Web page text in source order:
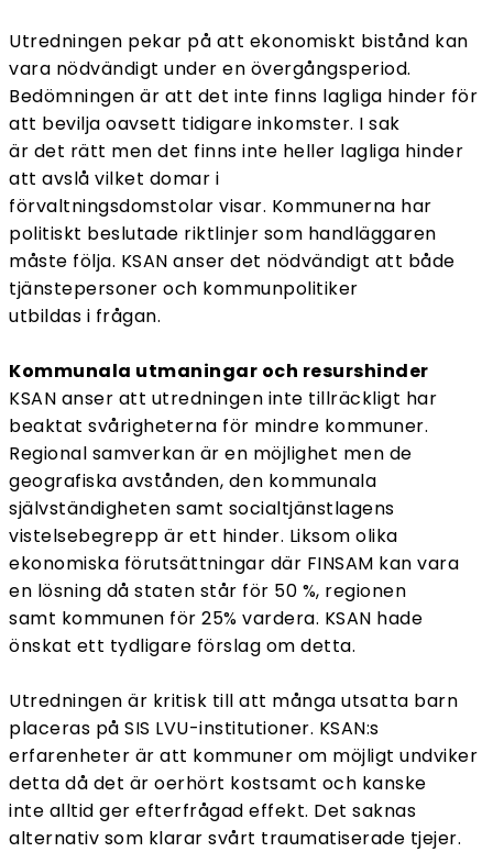
Utredningen pekar på att ekonomiskt bistånd kan
vara nödvändigt under en övergångsperiod.
Bedömningen är att det inte finns lagliga hinder för
att bevilja oavsett tidigare inkomster. I sak
är det rätt men det finns inte heller lagliga hinder
att avslå vilket domar i
förvaltningsdomstolar visar. Kommunerna har
politiskt beslutade riktlinjer som handläggaren
måste följa. KSAN anser det nödvändigt att både
tjänstepersoner och kommunpolitiker
utbildas i frågan.
Kommunala utmaningar och resurshinder
KSAN anser att utredningen inte tillräckligt har
beaktat svårigheterna för mindre kommuner.
Regional samverkan är en möjlighet men de
geografiska avstånden, den kommunala
självständigheten samt socialtjänstlagens
vistelsebegrepp är ett hinder. Liksom olika
ekonomiska förutsättningar där FINSAM kan vara
en lösning då staten står för 50 %, regionen
samt kommunen för 25% vardera. KSAN hade
önskat ett tydligare förslag om detta.
Utredningen är kritisk till att många utsatta barn
placeras på SIS LVU-institutioner. KSAN:s
erfarenheter är att kommuner om möjligt undviker
detta då det är oerhört kostsamt och kanske
inte alltid ger efterfrågad effekt. Det saknas
alternativ som klarar svårt traumatiserade tjejer.